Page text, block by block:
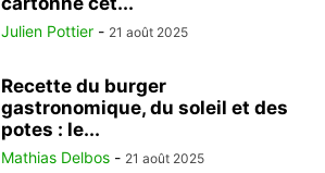
Julien Pottier - 21 août 2025
Recette du burger
gastronomique, du soleil et des
potes : le...
Mathias Delbos - 21 août 2025